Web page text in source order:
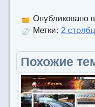
Опубликовано
Метки: 2
Похожие